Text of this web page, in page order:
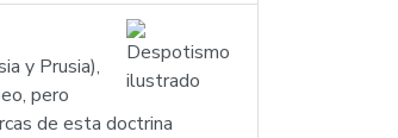
y Prusia),
pero
de esta doctrina